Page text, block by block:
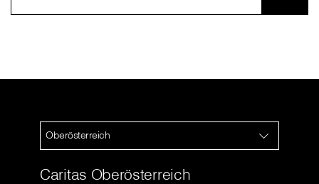
Oberösterreich
Caritas Oberösterreich